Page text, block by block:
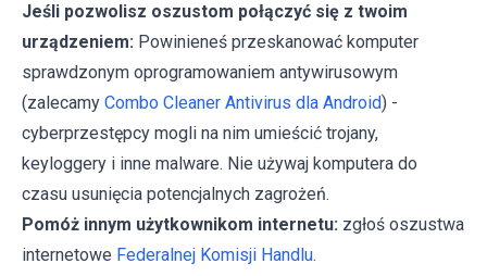
Jeśli pozwolisz oszustom połączyć się z twoim
urządzeniem: Powinieneś przeskanować komputer
sprawdzonym oprogramowaniem antywirusowym
(zalecamy Combo Cleaner Antivirus dla Android) -
cyberprzestępcy mogli na nim umieścić trojany,
keyloggery i inne malware. Nie używaj komputera do
czasu usunięcia potencjalnych zagrożeń.
Pomóż innym użytkownikom internetu: zgłoś oszustwa
internetowe Federalnej Komisji Handlu.